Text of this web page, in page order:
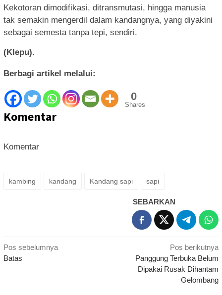
Kekotoran dimodifikasi, ditransmutasi, hingga manusia
tak semakin mengerdil dalam kandangnya, yang diyakini
sebagai semesta tanpa tepi, sendiri.
(Klepu).
Berbagi artikel melalui:
0
Shares
Komentar
Komentar
kambing kandang Kandang sapi sapi
SEBARKAN
Navigasi
pos
Pos sebelumnya
Batas
Pos berikutnya
Panggung Terbuka Belum
Dipakai Rusak Dihantam
Gelombang